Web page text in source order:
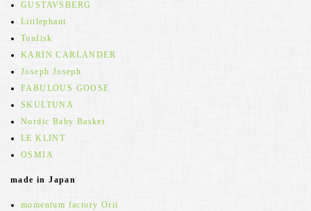
GUSTAVSBERG
Littlephant
Tonfisk
KARIN CARLANDER
Joseph Joseph
FABULOUS GOOSE
SKULTUNA
Nordic Baby Basket
LE KLINT
OSMIA
made in Japan
momentum factory Orii